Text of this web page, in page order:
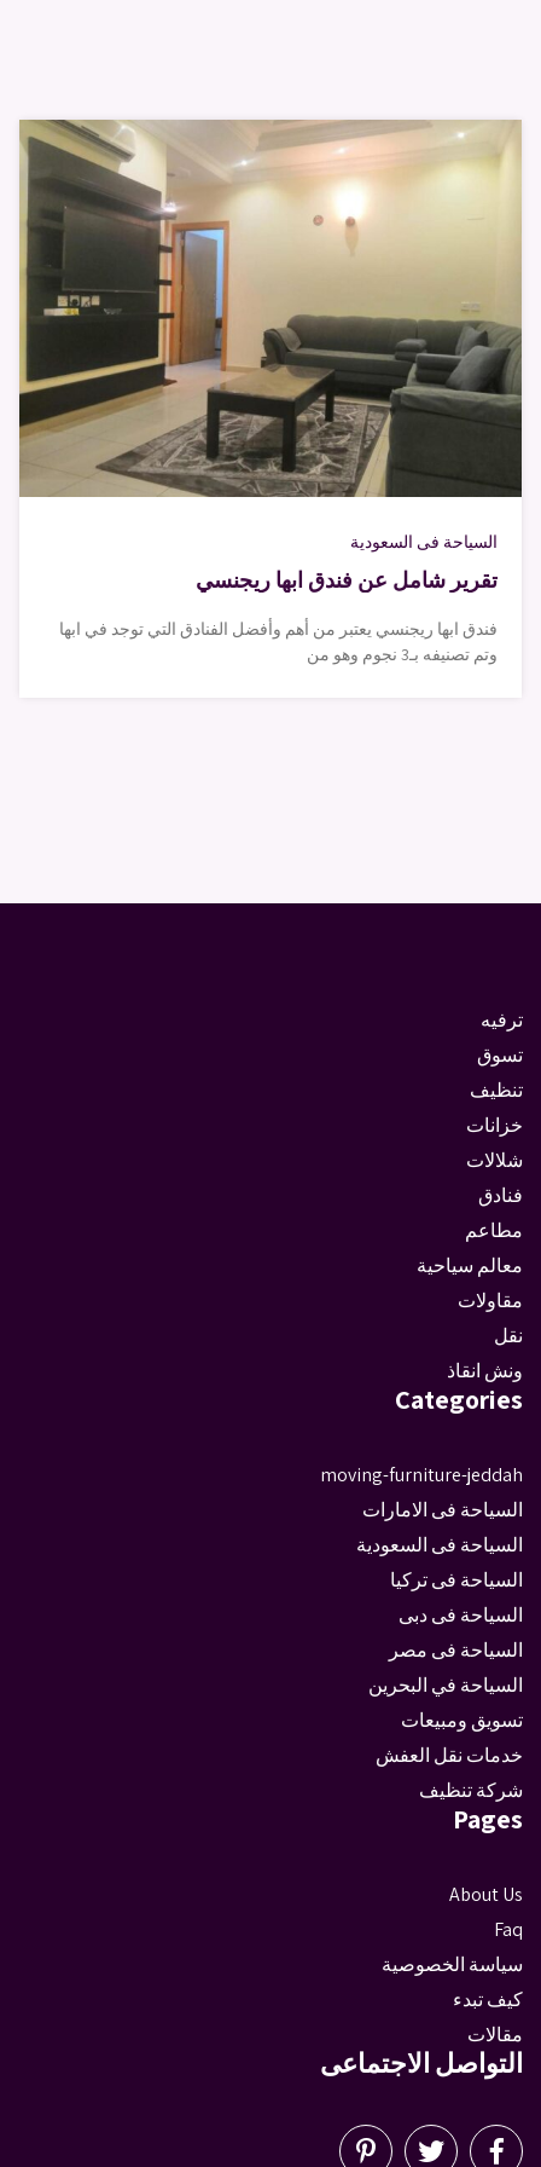
السياحة فى السعودية
تقرير شامل عن فندق ابها ريجنسي
فندق ابها ريجنسي يعتبر من أهم وأفضل الفنادق التي توجد في ابها
وتم تصنيفه بـ3 نجوم وهو من
ترفيه
تسوق
تنظيف
خزانات
شلالات
فنادق
مطاعم
معالم سياحية
مقاولات
نقل
ونش انقاذ
Categories
moving-furniture-jeddah
السياحة فى الامارات
السياحة فى السعودية
السياحة فى تركيا
السياحة فى دبى
السياحة فى مصر
السياحة في البحرين
تسويق ومبيعات
خدمات نقل العفش
شركة تنظيف
Pages
About Us
Faq
سياسة الخصوصية
كيف تبدء
مقالات
التواصل الاجتماعى